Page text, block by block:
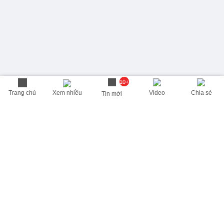
Trang chủ Xem nhiều
10+
Tin mới Video Chia sẻ